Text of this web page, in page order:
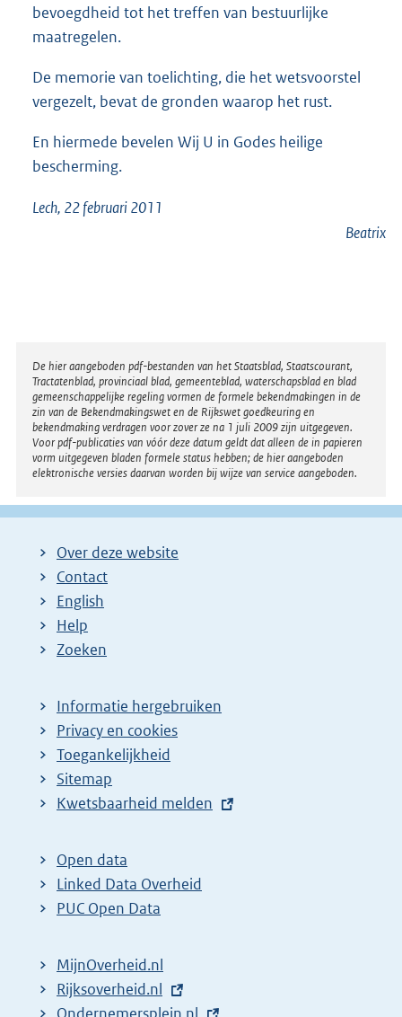
bevoegdheid tot het treffen van bestuurlijke
maatregelen.
De memorie van toelichting, die het wetsvoorstel
vergezelt, bevat de gronden waarop het rust.
En hiermede bevelen Wij U in Godes heilige
bescherming.
Lech, 22 februari 2011
Beatrix
Disclaimer
De hier aangeboden pdf-bestanden van het Staatsblad, Staatscourant,
Tractatenblad, provinciaal blad, gemeenteblad, waterschapsblad en blad
gemeenschappelijke regeling vormen de formele bekendmakingen in de
zin van de Bekendmakingswet en de Rijkswet goedkeuring en
bekendmaking verdragen voor zover ze na 1 juli 2009 zijn uitgegeven.
Voor pdf-publicaties van vóór deze datum geldt dat alleen de in papieren
vorm uitgegeven bladen formele status hebben; de hier aangeboden
elektronische versies daarvan worden bij wijze van service aangeboden.
Over deze website
Contact
English
Help
Zoeken
Informatie hergebruiken
Privacy en cookies
Toegankelijkheid
Sitemap
E
t
e
r
l
i
Kwetsbaarheid melden
Open data
Linked Data Overheid
PUC Open Data
MijnOverheid.nl
E
Rijksoverheid.nl